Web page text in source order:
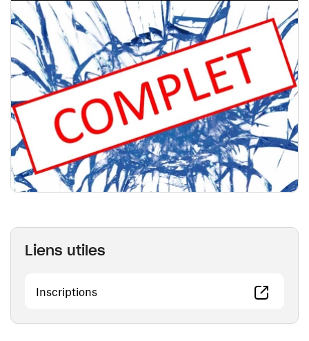
Liens utiles
Inscriptions(ouvre une nouvelle fenêtre)